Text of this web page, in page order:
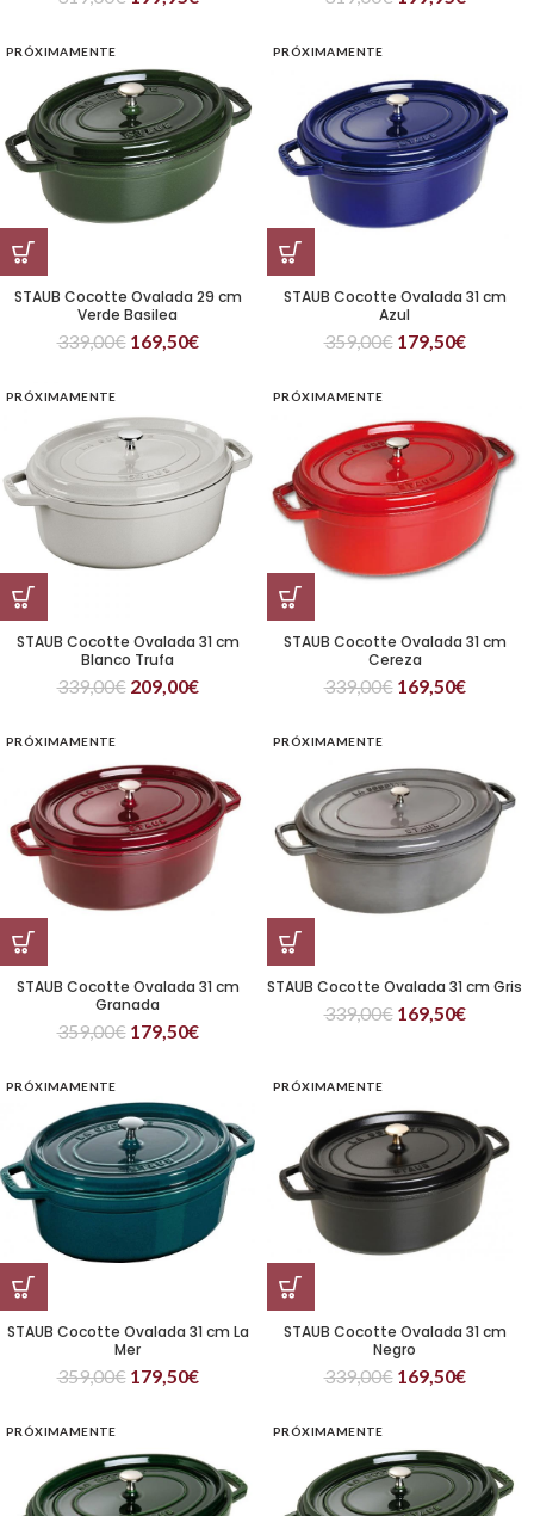
PRÓXIMAMENTE
STAUB Cocotte Ovalada 29 cm
Verde Basilea
339,00€ 169,50€
PRÓXIMAMENTE
STAUB Cocotte Ovalada 31 cm
Azul
359,00€ 179,50€
PRÓXIMAMENTE
STAUB Cocotte Ovalada 31 cm
Blanco Trufa
339,00€ 209,00€
PRÓXIMAMENTE
STAUB Cocotte Ovalada 31 cm
Cereza
339,00€ 169,50€
PRÓXIMAMENTE
STAUB Cocotte Ovalada 31 cm
Granada
359,00€ 179,50€
PRÓXIMAMENTE
STAUB Cocotte Ovalada 31 cm Gris
339,00€ 169,50€
PRÓXIMAMENTE
STAUB Cocotte Ovalada 31 cm La
Mer
359,00€ 179,50€
PRÓXIMAMENTE
STAUB Cocotte Ovalada 31 cm
Negro
339,00€ 169,50€
PRÓXIMAMENTE PRÓXIMAMENTE